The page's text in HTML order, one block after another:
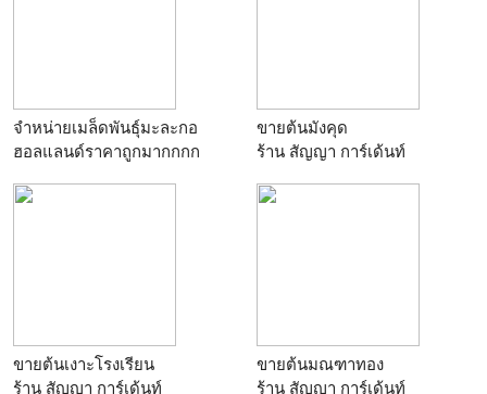
จำหน่ายเมล็ดพันธุ์มะละกอ
ฮอลแลนด์ราคาถูกมากกกก
ขายต้นมังคุด
ร้าน สัญญา การ์เด้นท์
ขายต้นเงาะโรงเรียน
ร้าน สัญญา การ์เด้นท์
ขายต้นมณฑาทอง
ร้าน สัญญา การ์เด้นท์